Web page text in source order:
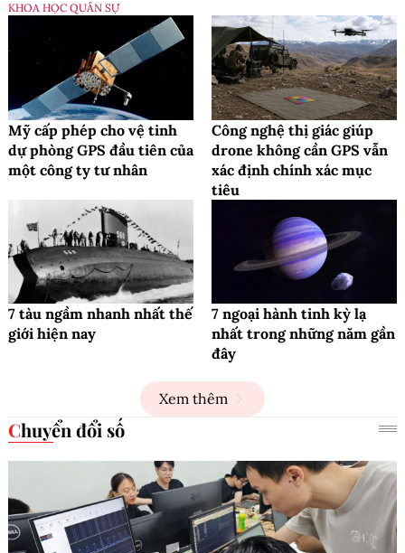
KHOA HỌC QUÂN SỰ
Mỹ cấp phép cho vệ tinh
dự phòng GPS đầu tiên của
một công ty tư nhân
Công nghệ thị giác giúp
drone không cần GPS vẫn
xác định chính xác mục
tiêu
7 tàu ngầm nhanh nhất thế
giới hiện nay
7 ngoại hành tinh kỳ lạ
nhất trong những năm gần
đây
Xem thêm
Chuyển đổi số